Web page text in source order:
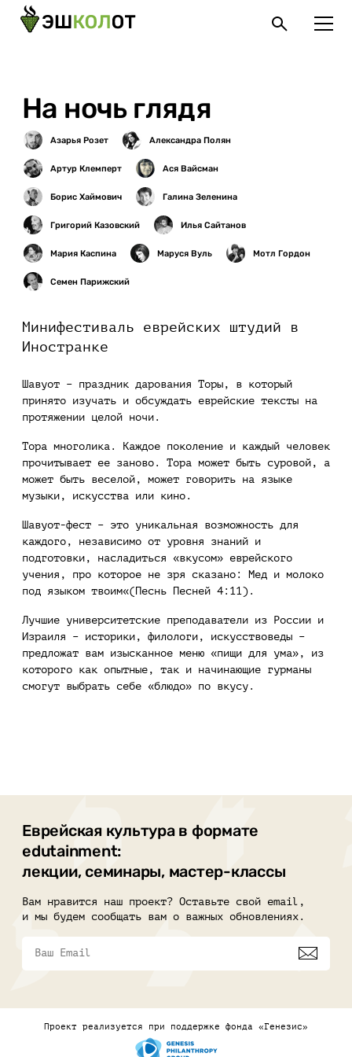
На ночь глядя
Минифестиваль еврейских штудий в
Иностранке
Шавуот – праздник дарования Торы, в который
принято изучать и обсуждать еврейские тексты на
протяжении целой ночи.
Тора многолика. Каждое поколение и каждый человек
прочитывает ее заново. Тора может быть суровой, а
может быть веселой, может говорить на языке
музыки, искусства или кино.
Шавуот-фест – это уникальная возможность для
каждого, независимо от уровня знаний и
подготовки, насладиться «вкусом» еврейского
учения, про которое не зря сказано: Мед и молоко
под языком твоим«(Песнь Песней 4:11).
Лучшие университетские преподаватели из России и
Израиля – историки, филологи, искусствоведы –
предложат вам изысканное меню «пищи для ума», из
которого как опытные, так и начинающие гурманы
смогут выбрать себе «блюдо» по вкусу.
Еврейская культура в формате
edutainment:
лекции, семинары, мастер-классы
Вам нравится наш проект? Оставьте свой email,
и мы будем сообщать вам о важных обновлениях.
Проект реализуется при поддержке фонда «Генезис»